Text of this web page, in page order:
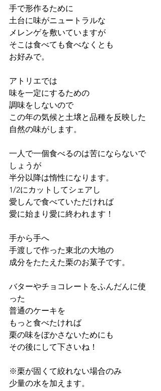
手で形作るために
土台に味がニュートラルな
メレンゲを敷いていますが
そこは食べても食べなくとも
お好みで。
アトリエでは
味を一定にするための
調味をしないので
この年の気候と土壌と品種を反映した
自然の味がします。
一人で一個食べるのは苦にならないで
しょうが
半分以降は惰性になります。
1/2にカットしてシェアし
愛しんで食べていただければ
愛に始まり愛に終われます！
手から手へ
手渡しで作った東北の大地の
成分をたたえた栗のお菓子です。
バターやチョコレートをふんだんに使
った
普通のケーキを
もっと食べたければ
栗の味をぼかさないためにも
その後にして下さいね！
※栗が固くて絞れない場合のみ
少量の水を加えます。